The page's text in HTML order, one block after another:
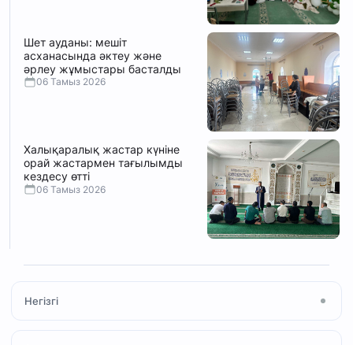
Шет ауданы: мешіт
асханасында әктеу және
әрлеу жұмыстары басталды
06 Тамыз 2026
Халықаралық жастар күніне
орай жастармен тағылымды
кездесу өтті
06 Тамыз 2026
Негізгі